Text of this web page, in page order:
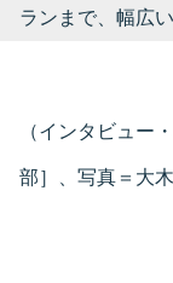
ランまで、幅広
（インタビュー
部］、写真＝大木